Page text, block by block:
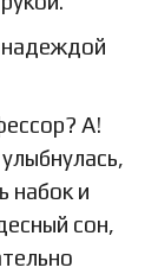
надеждой
А!
набок и
сон,